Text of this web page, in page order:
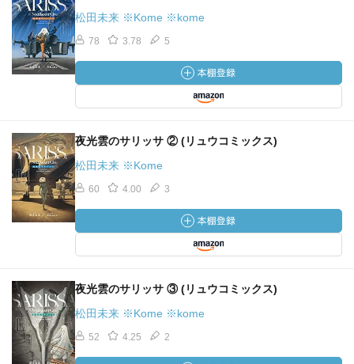
松田未来 ※Kome ※kome
78 3.78 5
夜光雲のサリッサ ② (リュウコミックス)
松田未来 ※Kome
60 4.00 3
夜光雲のサリッサ ③ (リュウコミックス)
松田未来 ※Kome ※kome
52 4.25 2